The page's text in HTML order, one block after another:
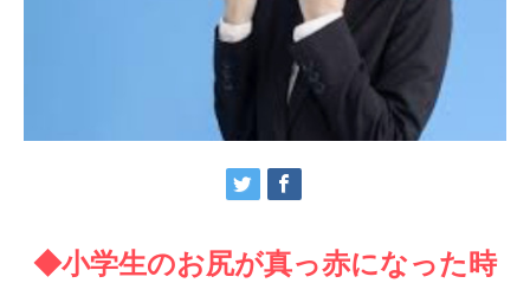
◆小学生のお尻が真っ赤になった時